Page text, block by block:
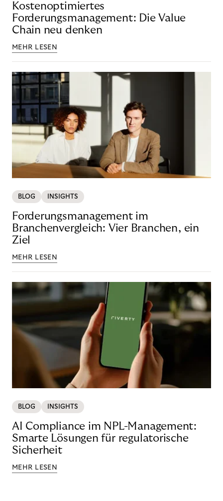
Kostenoptimiertes
Forderungsmanagement: Die Value
Chain neu denken
MEHR LESEN
BLOG INSIGHTS
Forderungsmanagement im
Branchenvergleich: Vier Branchen, ein
Ziel
MEHR LESEN
BLOG INSIGHTS
AI Compliance im NPL-Management:
Smarte Lösungen für regulatorische
Sicherheit
MEHR LESEN